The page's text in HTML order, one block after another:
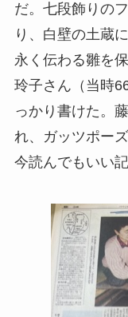
だ。七段飾りの
り、白壁の土蔵
永く伝わる雛を
玲子さん（当時
っかり書けた。
れ、ガッツポーズ
今読んでもいい